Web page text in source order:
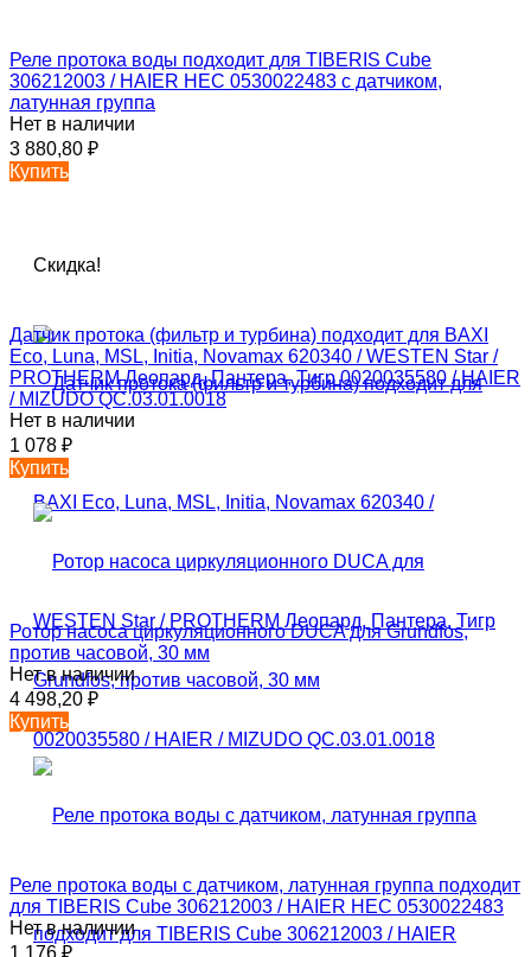
Реле протока воды подходит для TIBERIS Cube
306212003 / HAIER HEC 0530022483 с датчиком,
латунная группа
Нет в наличии
3 880,80 ₽
Купить
Скидка!
Датчик протока (фильтр и турбина) подходит для BAXI
Eco, Luna, MSL, Initia, Novamax 620340 / WESTEN Star /
PROTHERM Леопард, Пантера, Тигр 0020035580 / HAIER
/ MIZUDO QC.03.01.0018
Нет в наличии
1 078 ₽
Купить
Ротор насоса циркуляционного DUCA для Grundfos,
против часовой, 30 мм
Нет в наличии
4 498,20 ₽
Купить
Реле протока воды с датчиком, латунная группа подходит
для TIBERIS Cube 306212003 / HAIER HEC 0530022483
Нет в наличии
1 176 ₽